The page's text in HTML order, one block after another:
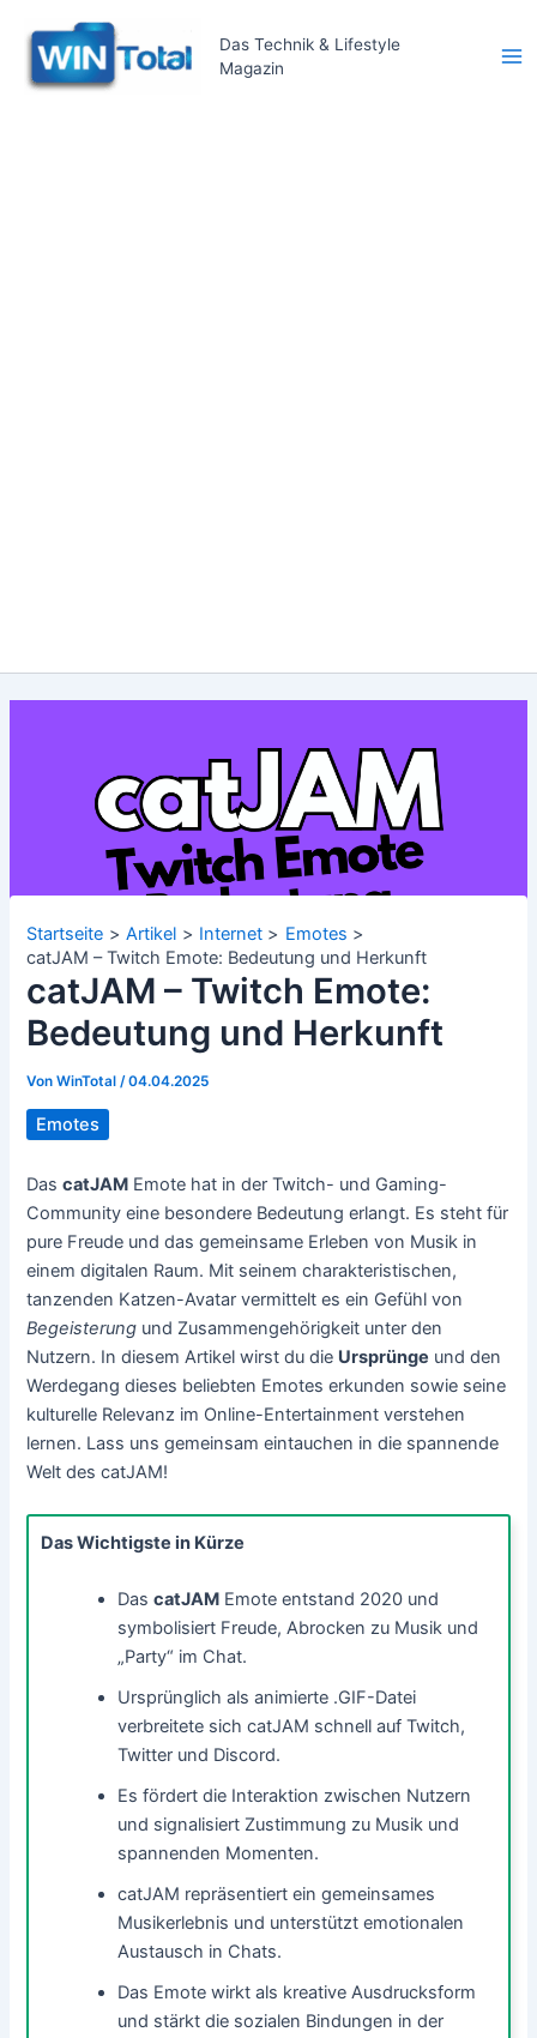
Inhalt
springen
Das Technik & Lifestyle
Magazin
Startseite Artikel Internet
Emotes
catJAM – Twitch Emote: Bedeutung und Herkunft
catJAM – Twitch Emote:
Bedeutung und Herkunft
VonWinTotal/04.04.2025
Emotes
DascatJAM Emote hat in der Twitch- und Gaming-
Community eine besondere Bedeutung erlangt. Es steht für
pure Freude und das gemeinsame Erleben von Musik in
einem digitalen Raum. Mit seinem charakteristischen,
tanzenden Katzen-Avatar vermittelt es ein Gefühl von
Begeisterung und Zusammengehörigkeit unter den
Nutzern. In diesem Artikel wirst du die Ursprünge und den
Werdegang dieses beliebten Emotes erkunden sowie seine
kulturelle Relevanz im Online-Entertainment verstehen
lernen. Lass uns gemeinsam eintauchen in die spannende
Welt des catJAM!
Das Wichtigste in Kürze
DascatJAM Emote entstand 2020 und
symbolisiert Freude, Abrocken zu Musik und
„Party“ im Chat.
Ursprünglich als animierte .GIF-Datei
verbreitete sich catJAM schnell auf Twitch,
Twitter und Discord.
Es fördert die Interaktion zwischen Nutzern
und signalisiert Zustimmung zu Musik und
spannenden Momenten.
catJAM repräsentiert ein gemeinsames
Musikerlebnis und unterstützt emotionalen
Austausch in Chats.
Das Emote wirkt als kreative Ausdrucksform
und stärkt die sozialen Bindungen in der